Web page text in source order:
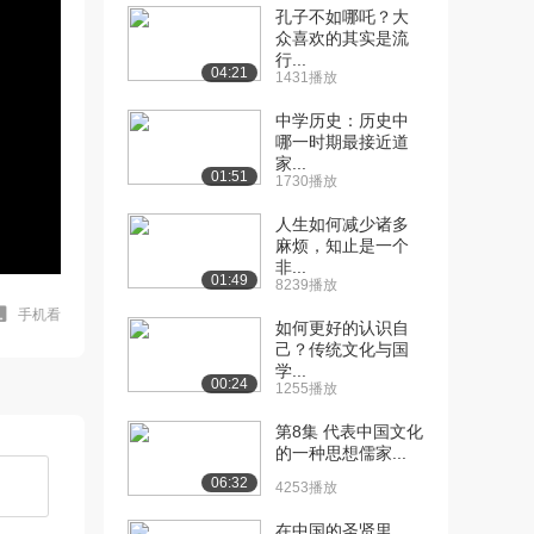
手机看
04:21
孔子不如哪吒？大
众喜欢的其实是流
行...
1431播放
01:51
中学历史：历史中
哪一时期最接近道
家...
1730播放
01:49
人生如何减少诸多
麻烦，知止是一个
非...
8239播放
00:24
如何更好的认识自
己？传统文化与国
学...
1255播放
06:32
第8集 代表中国文化
的一种思想儒家...
4253播放